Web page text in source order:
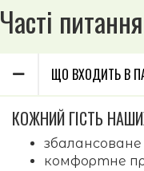
Часті питання
ЩО ВХОДИТЬ В
КОЖНИЙ ГІСТЬ
комфортне